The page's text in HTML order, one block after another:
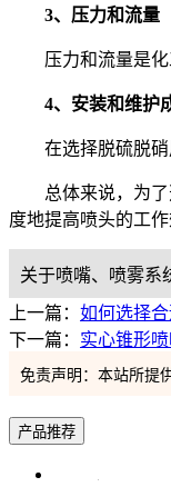
3、压力和流量
压力和流量是
4、安装和维护
在选择脱硫脱
总体来说，为
度地提高喷头的工作
关于喷嘴、喷雾系
上一篇： 如何选择
下一篇： 实心锥形
免责声明：本站所提
产品推荐